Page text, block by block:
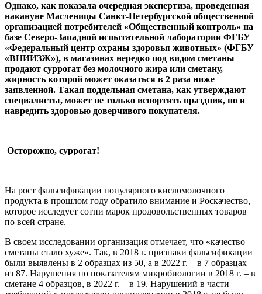
Однако, как показала очередная экспертиза, проведенная
накануне Масленицы Санкт-Петербургской общественной
организацией потребителей «Общественный контроль» на
базе Северо-Западной испытательной лаборатории ФГБУ
«Федеральный центр охраны здоровья животных» (ФГБУ
«ВНИИЗЖ»), в магазинах нередко под видом сметаны
продают суррогат без молочного жира или сметану,
жирность которой может оказаться в 2 раза ниже
заявленной. Такая поддельная сметана, как утверждают
специалисты, может не только испортить праздник, но и
навредить здоровью доверчивого покупателя.
Осторожно, суррогат!
На рост фальсификации популярного кисломолочного
продукта в прошлом году обратило внимание и Роскачество,
которое исследует сотни марок продовольственных товаров
по всей стране.
В своем исследовании организация отмечает, что «качество
сметаны стало хуже». Так, в 2018 г. признаки фальсификации
были выявлены в 2 образцах из 50, а в 2022 г. – в 7 образцах
из 87. Нарушения по показателям микробиологии в 2018 г. – в
сметане 4 образцов, в 2022 г. – в 19. Нарушений в части